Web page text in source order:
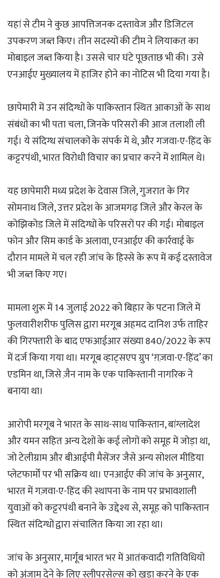
यहां से टीम ने कुछ आपत्तिजनक दस्तावेज और डिजिटल
उपकरण जब्त किए। तीन सदस्यों की टीम ने लियाकत का
मोबाइल जब्त किया है। उससे चार घंटे पूछताछ भी की। उसे
एनआईए मुख्यालय में हाजिर होने का नोटिस भी दिया गया है।
छापेमारी में उन संदिग्धों के पाकिस्तान स्थित आकाओं के साथ
संबंधों का भी पता चला, जिनके परिसरों की आज तलाशी ली
गई। ये संदिग्ध संचालकों के संपर्क में थे, और गजवा-ए-हिंद के
कट्टरपंथी, भारत विरोधी विचार का प्रचार करने में शामिल थे।
यह छापेमारी मध्य प्रदेश के देवास जिले, गुजरात के गिर
सोमनाथ जिले, उत्तर प्रदेश के आजमगढ़ जिले और केरल के
कोझिकोड जिले में संदिग्धों के परिसरों पर की गई। मोबाइल
फोन और सिम कार्ड के अलावा, एनआईए की कार्रवाई के
दौरान मामले में चल रही जांच के हिस्से के रूप में कई दस्तावेज
भी जब्त किए गए।
मामला शुरू में 14 जुलाई 2022 को बिहार के पटना जिले में
फुलवारीशरीफ पुलिस द्वारा मरगूब अहमद दानिश उर्फ ताहिर
की गिरफ्तारी के बाद एफआईआर संख्या 840/2022 के रूप
में दर्ज किया गया था। मरगूब व्हाट्सएप ग्रुप ‘ग़ज़वा-ए-हिंद’ का
एडमिन था, जिसे ज़ैन नाम के एक पाकिस्तानी नागरिक ने
बनाया था।
आरोपी मरगूब ने भारत के साथ-साथ पाकिस्तान, बांग्लादेश
और यमन सहित अन्य देशों के कई लोगों को समूह में जोड़ा था,
जो टेलीग्राम और बीआईपी मैसेंजर जैसे अन्य सोशल मीडिया
प्लेटफार्मों पर भी सक्रिय था। एनआईए की जांच के अनुसार,
भारत में गज़वा-ए-हिंद की स्थापना के नाम पर प्रभावशाली
युवाओं को कट्टरपंथी बनाने के उद्देश्य से, समूह को पाकिस्तान
स्थित संदिग्धों द्वारा संचालित किया जा रहा था।
जांच के अनुसार, मार्गूब भारत भर में आतंकवादी गतिविधियों
को अंजाम देने के लिए स्लीपरसेल्स को खड़ा करने के एक